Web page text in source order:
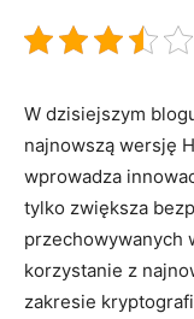
W⁢ dzisiejszym
najnowszą wersję
wprowadza
tylko zwiększa
przechowywanych
korzystanie z‌
⁢zakresie⁤